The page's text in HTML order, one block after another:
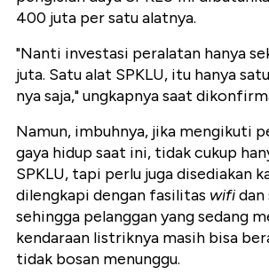
400 juta per satu alatnya.
"Nanti investasi peralatan hanya
juta. Satu alat SPKLU, itu hanya
nya saja," ungkapnya saat
Namun, imbuhnya, jika mengikuti
gaya hidup saat ini, tidak cukup
SPKLU, tapi perlu juga disediakan
dilengkapi dengan fasilitas wifidan
sehingga pelanggan yang sedang
kendaraan listriknya masih bisa
tidak bosan menunggu.